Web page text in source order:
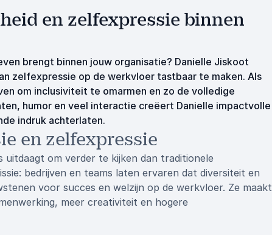
en zelfexpressie binnen
brengt binnen jouw organisatie? Danielle Jiskoot
zelfexpressie op de werkvloer tastbaar te maken. Als
om inclusiviteit te omarmen en zo de volledige
humor en veel interactie creëert Danielle impactvolle
indruk achterlaten.
en zelfexpressie
uitdaagt om verder te kijken dan traditionele
bedrijven en teams laten ervaren dat diversiteit en
voor succes en welzijn op de werkvloer. Ze maakt
meer creativiteit en hogere